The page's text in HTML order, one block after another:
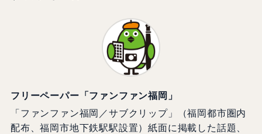
フリーペーパー「ファンファン福岡」
「ファンファン福岡／サブクリップ」（福岡都市圏内
配布、福岡市地下鉄駅駅設置）紙面に掲載した話題、